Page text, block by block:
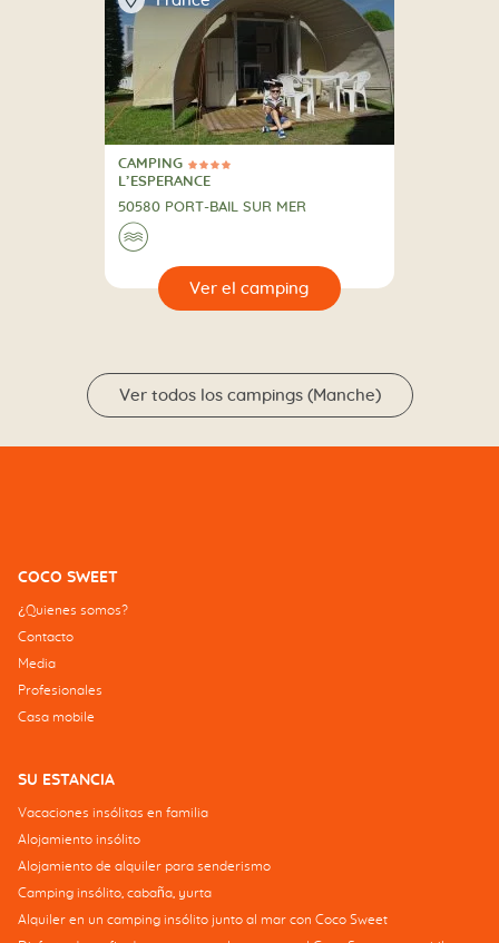
4 Estrellas
CAMPING
CAMPING
L’ESPERANCE
50580 PORT-BAIL SUR MER
🌊
Ver todos los campings (Manche)
COCO SWEET
¿Quienes somos?
Contacto
Media
Profesionales
Casa mobile
SU ESTANCIA
Vacaciones insólitas en familia
Alojamiento insólito
Alojamiento de alquiler para senderismo
Camping insólito, cabaña, yurta
Alquiler en un camping insólito junto al mar con Coco Sweet